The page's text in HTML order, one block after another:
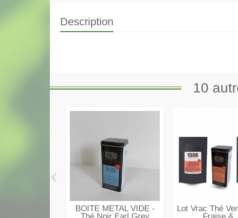
Description
10
BOITE METAL VIDE -
Thé Noir Earl Grey
Lot Vrac Thé
Fraise &...
‹